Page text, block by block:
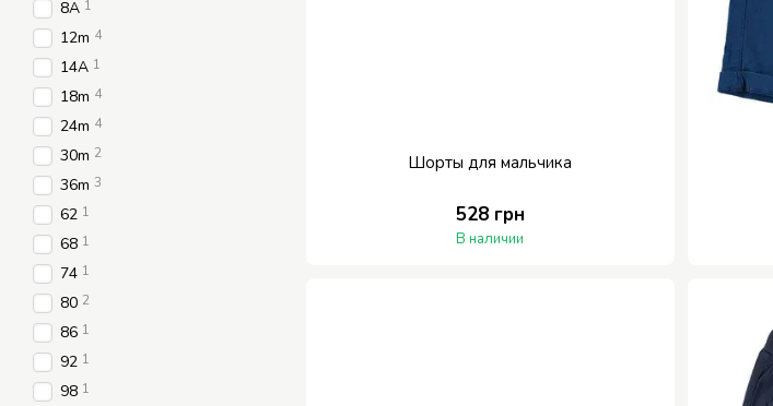
Шорты для мальчика
528 грн
В наличии
8A 1
12m 4
14A 1
18m 4
24m 4
30m 2
36m 3
62 1
68 1
74 1
80 2
86 1
92 1
98 1